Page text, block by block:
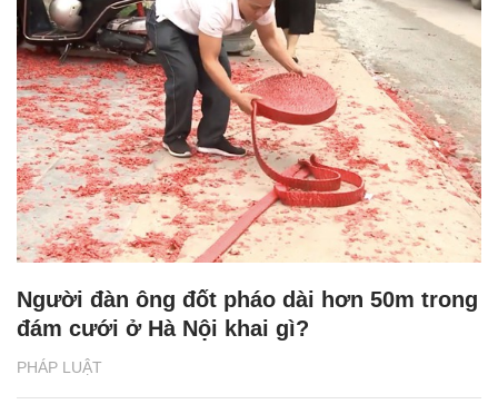
PHÁP LUẬT
Người đàn ông đốt pháo dài hơn 50m trong
đám cưới ở Hà Nội khai gì?